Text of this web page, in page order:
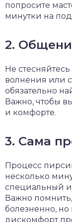
попросите
минутки на
2.
Не
волнения или
обязательно
Важно, чтобы
и комфорте.
3. Сама
Процесс
несколько
специальный
Важно
болезненно,
дискомфорт